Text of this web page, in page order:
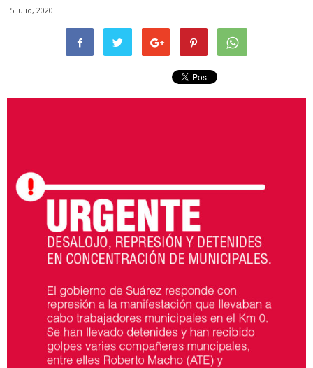
5 julio, 2020